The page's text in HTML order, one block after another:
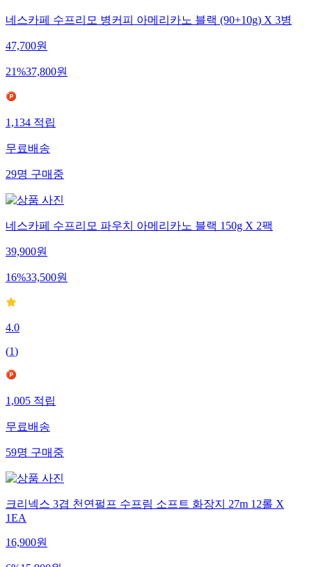
네스카페 수프리모 병커피 아메리카노 블랙 (90+10g) X 3병
47,700원
21%37,800원
1,134적립
무료배송
29명구매중
네스카페 수프리모 파우치 아메리카노 블랙 150g X 2팩
39,900원
16%33,500원
4.0
(1)
1,005적립
무료배송
59명구매중
크리넥스 3겹 천연펄프 수프림 소프트 화장지 27m 12롤 X
1EA
16,900원